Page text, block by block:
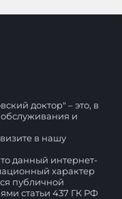
доктор" – это, в
и
в нашу
данный интернет-
характер
публичной
статьи 437 ГК РФ